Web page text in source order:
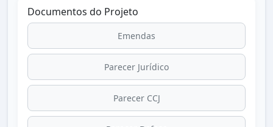
Documentos do Projeto
Emendas
Parecer Jurídico
Parecer CCJ